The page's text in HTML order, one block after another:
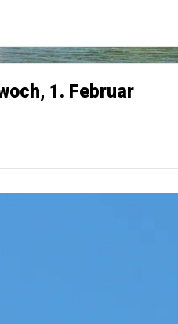
1. Februar